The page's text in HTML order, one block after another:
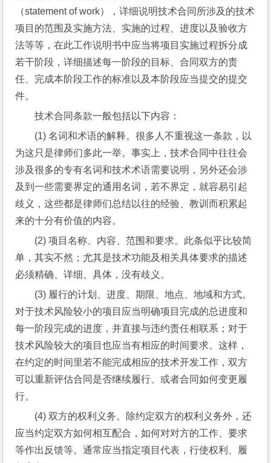
（statement of work），详细说明技术合同所涉及的技术
项目的范围及实施方法、实施的过程、进度以及验收方
法等等，在此工作说明书中应当将项目实施过程拆分成
若干阶段，详细描述每一阶段的目标、合同双方的责
任、完成本阶段工作的标准以及本阶段应当提交的提交
件。
技术合同条款一般包括以下内容：
(1) 名词和术语的解释。很多人不重视这一条款，以
为这只是律师们多此一举。事实上，技术合同中往往会
涉及很多的专有名词和技术术语需要说明，另外还会涉
及到一些需要界定的通用名词，若不界定，就容易引起
歧义，这些都是律师们总结以往的经验、教训而积累起
来的十分有价值的内容。
(2) 项目名称、内容、范围和要求。此条似乎比较简
单，其实不然；尤其是技术功能及相关具体要求的描述
必须精确、详细、具体，没有歧义。
(3) 履行的计划、进度、期限、地点、地域和方式。
对于技术风险较小的项目应当明确项目完成的总进度和
每一阶段完成的进度，并直接与违约责任相联系；对于
技术风险较大的项目也应当有相应的时间要求。这样，
在约定的时间里若不能完成相应的技术开发工作，双方
可以重新评估合同是否继续履行、或者合同如何变更履
行。
(4) 双方的权利义务。除约定双方的权利义务外，还
应当约定双方如何相互配合，如何对对方的工作、要求
等作出反馈等。通常应当指定项目代表，行使权利、履